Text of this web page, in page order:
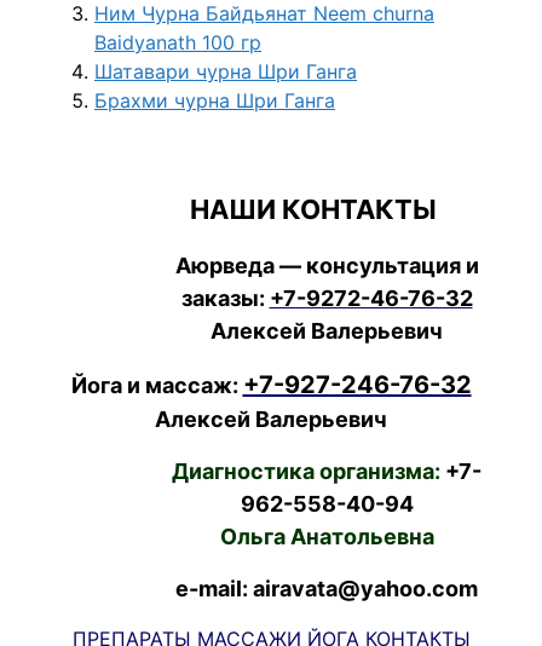
Ним Чурна Байдьянат Neem churna
Baidyanath 100 гр
Шатавари чурна Шри Ганга
Брахми чурна Шри Ганга
НАШИ КОНТАКТЫ
Аюрведа — консультация и
заказы: +7-9272-46-76-32
Алексей Валерьевич
Йога и массаж: +7-927-246-76-32
Алексей Валерьевич
Диагностика организма: +7-
962-558-40-94
Ольга Анатольевна
e-mail: airavata@yahoo.com
ПРЕПАРАТЫ МАССАЖИ ЙОГА КОНТАКТЫ